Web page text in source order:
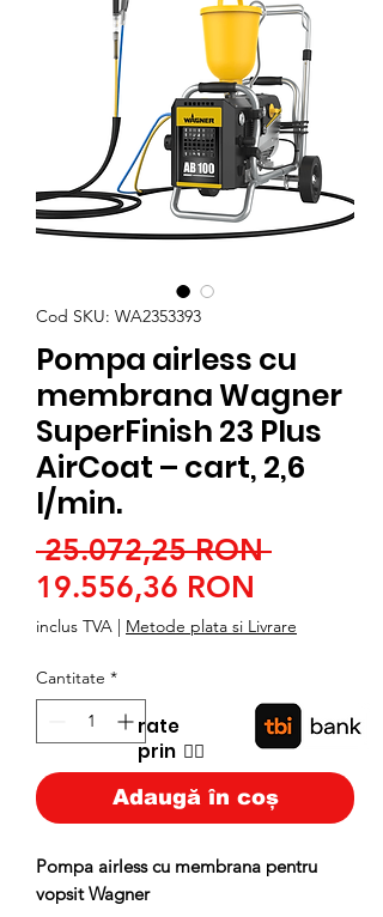
Cod SKU: WA2353393
Pompa airless cu
membrana Wagner
SuperFinish 23 Plus
AirCoat – cart, 2,6
l/min.
25.072,25 RON Preț
19.556,36 RON
redus
inclus TVA | Metode plata si Livrare
Cantitate *
Adaugă în coș
Pompa airless cu membrana pentru
vopsit Wagner
rate
prin 👉🏿